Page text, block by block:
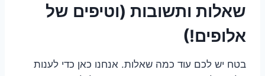
שאלות ותשובות (וטיפים של
אלופים!)
בטח יש לכם עוד כמה שאלות. אנחנו כאן כדי לענות